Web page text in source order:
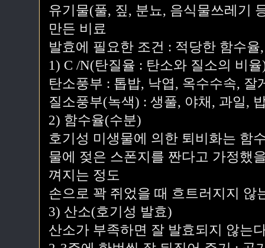
유기물(풀, 짚, 분뇨, 음식물쓰레기
만든 비료
발효에 필요한 조건 : 적당한 함수
1) C /N(탄질율 : 탄소와 질소의 비
탄소풍부 : 톱밥, 낙엽, 옥수수속, 잘
질소풍부(녹색) : 생풀, 야채, 과일,
2) 함수율(수분)
호기성 미생물에 의한 퇴비화는 함
물에 젖은 스폰지를 짠다고 가정했
껴지는 정도
손으로 꽉 쥐었을 때 흐트러지지 않
3) 산소(호기성 발효)
산소가 부족하면 잘 발효되지 않는